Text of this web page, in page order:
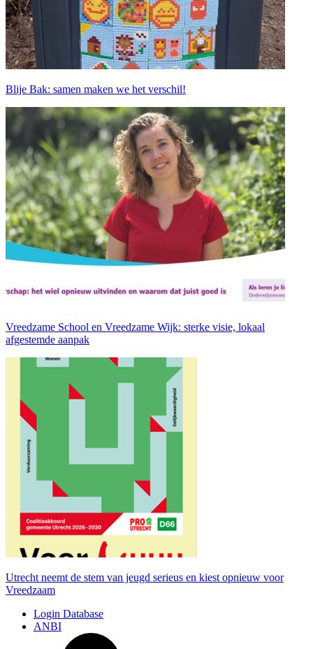
Blije Bak: samen maken we het verschil!
Vreedzame School en Vreedzame Wijk: sterke visie, lokaal
afgestemde aanpak
Utrecht neemt de stem van jeugd serieus en kiest opnieuw voor
Vreedzaam
Login Database
ANBI